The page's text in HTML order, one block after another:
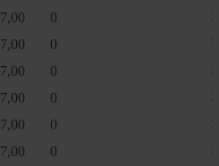
7,00
0
7,00
0
7,00
0
7,00
0
7,00
0
7,00
0